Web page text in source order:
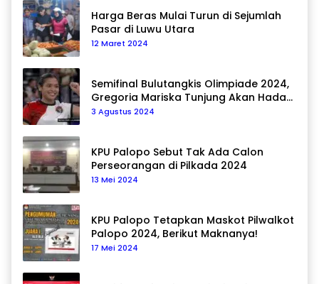
Harga Beras Mulai Turun di Sejumlah
Pasar di Luwu Utara
12 Maret 2024
Semifinal Bulutangkis Olimpiade 2024,
Gregoria Mariska Tunjung Akan Hadapi
Pemain Asal Korea Selatan
3 Agustus 2024
KPU Palopo Sebut Tak Ada Calon
Perseorangan di Pilkada 2024
13 Mei 2024
KPU Palopo Tetapkan Maskot Pilwalkot
Palopo 2024, Berikut Maknanya!
17 Mei 2024